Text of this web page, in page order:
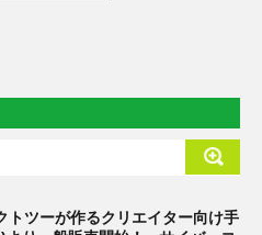
トツーが作るクリエイター向け手